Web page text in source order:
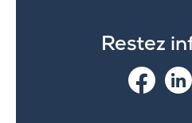
Restez